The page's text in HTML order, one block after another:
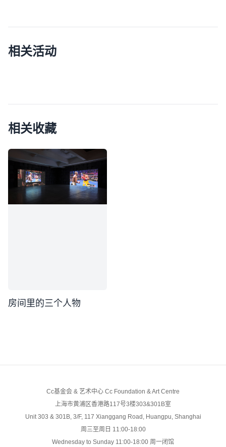
相关活动
相关收藏
房间里的三个人物
Cc基金会 & 艺术中心 Cc Foundation & Art Centre
上海市黄浦区香港路117号3楼303&301B室
Unit 303 & 301B, 3/F, 117 Xianggang Road, Huangpu, Shanghai
周三至周日 11:00-18:00
Wednesday to Sunday 11:00-18:00 周一闭馆